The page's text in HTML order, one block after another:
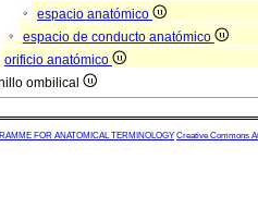
espacio anatómico
espacio de conducto anatómico
orificio anatómico
ombilical
FOR ANATOMICAL TERMINOLOGY Creative Commons